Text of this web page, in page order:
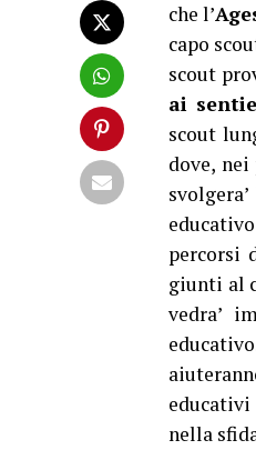
che l’
capo
scout
ai
scout
dove,
percorsi
giunti al
vedra’
nella